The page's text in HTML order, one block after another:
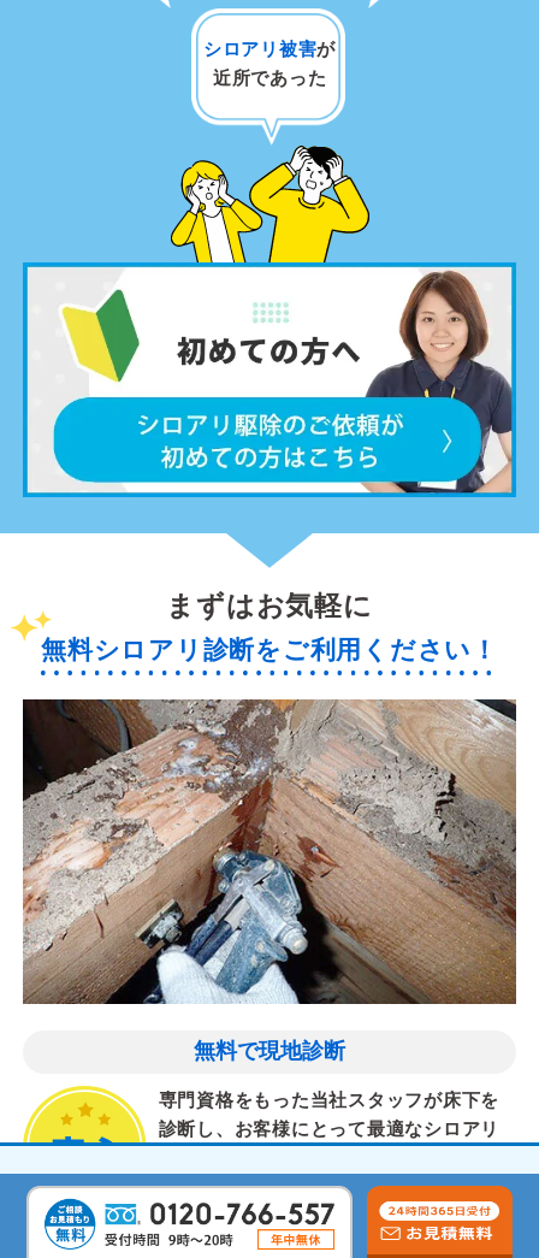
シロアリ被害が
近所であった
まずはお気軽に
無料シロアリ診断をご利用ください！
無料で現地診断
専門資格をもった当社スタッフが床下を
診断し、お客様にとって最適なシロアリ
気配りと丁寧な作業